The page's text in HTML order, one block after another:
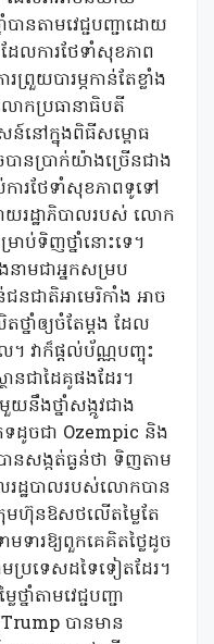
នតាមវេជ្ជបញ្ជាដោយ
ដែលការថែទាំសុខភាព
រួយបារម្ភកាន់តែខ្លាំង
ោកប្រធានាធិបតី
ន៍នៅក្នុងពិធីសម្ពោធ
ានប្រាក់យ៉ាងច្រើនជាង
ារថែទាំសុខភាពទូទៅ
រដ្ឋាភិបាលរបស់ លោក
ាប់ទិញថ្នាំនោះទេ។
នាមជាអ្នកសម្រប
ជាតិអាមេរិកាំង អាច
នាំឲ្យចំតែម្តង ដែល
វាក៏ផ្តល់ប័ណ្ណបញ្ចុះ
ានជាដៃគូផងដែរ។
នឹងថ្នាំសង្កូវជាង
ទដូចជា Ozempic និង
សង្កត់ធ្ងន់ថា ទិញតាម
រដ្ឋបាលរបស់លោកបាន
មហ៊ុនឱសថលើតម្លៃតែ
ារឱ្យពួកគេគិតថ្លៃដូច
មប្រទេសដទៃទៀតដែរ។
ាំតាមវេជ្ជបញ្ជា
បានមាន